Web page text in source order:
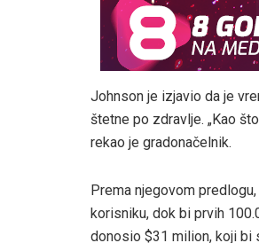
Johnson je izjavio da je
štetne po zdravlje. „Kao
rekao je gradonačelnik.
Prema njegovom
korisniku, dok bi prvih
donosio $31 milion, koji bi